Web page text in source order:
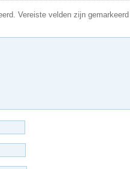
Vereiste velden zijn